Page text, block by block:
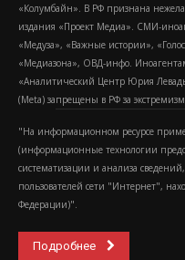
«Колумбайн». В РФ признана
издания «Проект Медиа». СМИ-
«Медуза», «Важные истории»,
«Медиазона», ОВД-инфо.
«Аналитический Центр Юрия
(Metа) запрещены в РФ за экстремизм.
"На информационном ресурсе
(информационные технологии
систематизации и анализа
пользователей сети "Интернет",
Федерации)".
Подробнее